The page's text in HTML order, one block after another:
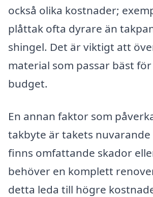
också olika kostnader;
plåttak ofta dyrare än
shingel. Det är viktigt att
material som passar bäst
budget.
En annan faktor som
takbyte är takets nuvarande
finns omfattande skador
behöver en komplett
detta leda till högre